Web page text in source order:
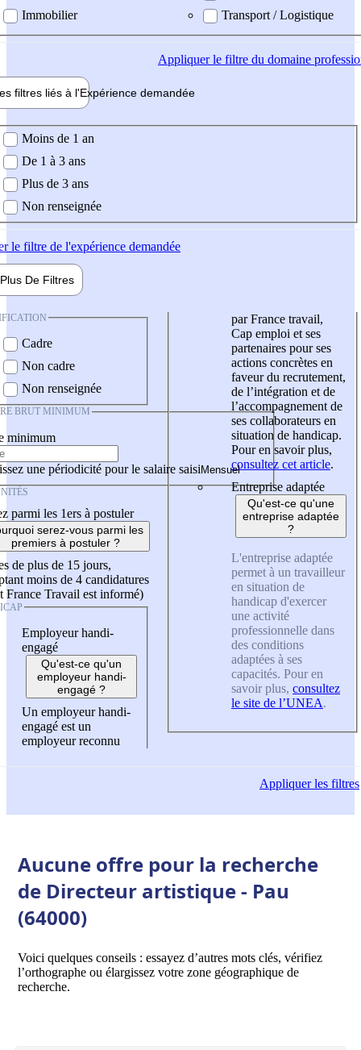
Immobilier
Transport / Logistique
Appliquerle filtre du domaine
filtres liés à l'Expérience demandée
demandée
Moins de 1 an
De 1 à 3 ans
Plus de 3 ans
Non renseignée
le filtre de l'expérience demandée
Plus De Filtres
Cadre
Non cadre
Non renseignée
BRUT MINIMUM
minimum
une périodicité pour le salaire saisi
parmi les 1ers à postuler
serez-vous parmi les
premiers à postuler ?
de plus de 15 jours,
moins de 4 candidatures
France Travail est informé)
Employeur handi-
engagé
Qu'est-ce qu'un
employeur handi-
engagé ?
Un employeur handi-
engagé est un
employeur reconnu
par France travail,
Cap emploi et ses
partenaires pour ses
actions concrètes en
faveur du recrutement,
de l’intégration et de
l’accompagnement de
ses collaborateurs en
situation de handicap.
Pour en savoir plus,
consultez cet article.
Entreprise adaptée
Qu'est-ce qu'une
entreprise adaptée
?
L'entreprise adaptée
permet à un travailleur
en situation de
handicap d'exercer
une activité
professionnelle dans
des conditions
adaptées à ses
capacités. Pour en
savoir plus, consultez
le site de l’UNEA.
Appliquerles filtres
Aucune offre pour la recherche
de Directeur artistique - Pau
(64000)
Voici quelques conseils : essayez d’autres mots clés, vérifiez
l’orthographe ou élargissez votre zone géographique de
recherche.